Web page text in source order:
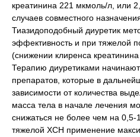
креатинина 221 мкмоль/л, или
случаев совместного
Тиазидоподобный диуретик
эффективность и при тяжелой
(снижении клиренса
Терапию диуретиками
препаратов, которые в
зависимости от количества
масса тела в начале лечения
снижаться не более чем на 0,5-
тяжелой ХСН применение